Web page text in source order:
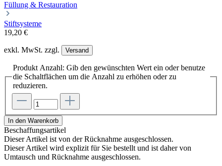
Füllung & Restauration
Stiftsysteme
19,20 €
exkl. MwSt. zzgl. Versand
Produkt Anzahl: Gib den gewünschten Wert ein oder benutze
die Schaltflächen um die Anzahl zu erhöhen oder zu
reduzieren.
In den Warenkorb
Beschaffungsartikel
Dieser Artikel ist von der Rücknahme ausgeschlossen.
Dieser Artikel wird explizit für Sie bestellt und ist daher von
Umtausch und Rücknahme ausgeschlossen.